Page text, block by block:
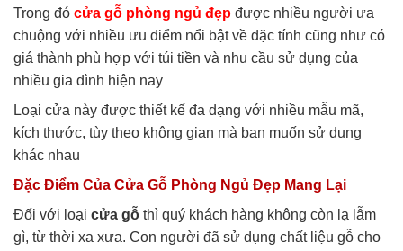
Trong đó cửa gỗ phòng ngủ đẹp được nhiều người ưa
chuộng với nhiều ưu điểm nổi bật về đặc tính cũng như có
giá thành phù hợp với túi tiền và nhu cầu sử dụng của
nhiều gia đình hiện nay
Loại cửa này được thiết kế đa dạng với nhiều mẫu mã,
kích thước, tùy theo không gian mà bạn muốn sử dụng
khác nhau
Đặc Điểm Của Cửa Gỗ Phòng Ngủ Đẹp Mang Lại
Đối với loại cửa gỗ thì quý khách hàng không còn lạ lẫm
gì, từ thời xa xưa. Con người đã sử dụng chất liệu gỗ cho